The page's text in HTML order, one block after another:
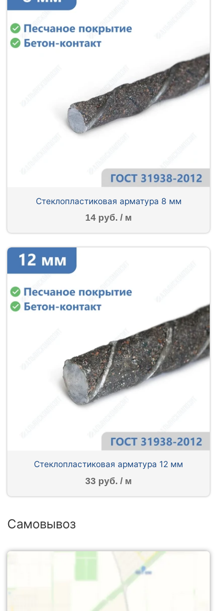
Стеклопластиковая арматура 8 мм
14 руб. / м
Стеклопластиковая арматура 12 мм
33 руб. / м
Самовывоз